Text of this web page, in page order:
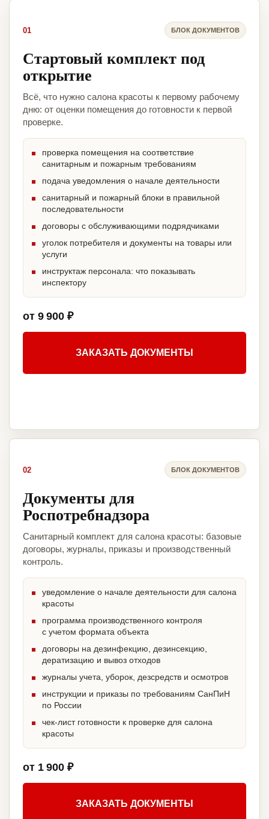
01 БЛОК ДОКУМЕНТОВ
Стартовый комплект под
открытие
Всё, что нужно салона красоты к первому рабочему
дню: от оценки помещения до готовности к первой
проверке.
проверка помещения на соответствие
санитарным и пожарным требованиям
подача уведомления о начале деятельности
санитарный и пожарный блоки в правильной
последовательности
договоры с обслуживающими подрядчиками
уголок потребителя и документы на товары или
услуги
инструктаж персонала: что показывать
инспектору
от 9 900 ₽
ЗАКАЗАТЬ ДОКУМЕНТЫ
02 БЛОК ДОКУМЕНТОВ
Документы для
Роспотребнадзора
Санитарный комплект для салона красоты: базовые
договоры, журналы, приказы и производственный
контроль.
уведомление о начале деятельности для салона
красоты
программа производственного контроля
с учетом формата объекта
договоры на дезинфекцию, дезинсекцию,
дератизацию и вывоз отходов
журналы учета, уборок, дезсредств и осмотров
инструкции и приказы по требованиям СанПиН
по России
чек-лист готовности к проверке для салона
красоты
от 1 900 ₽
ЗАКАЗАТЬ ДОКУМЕНТЫ